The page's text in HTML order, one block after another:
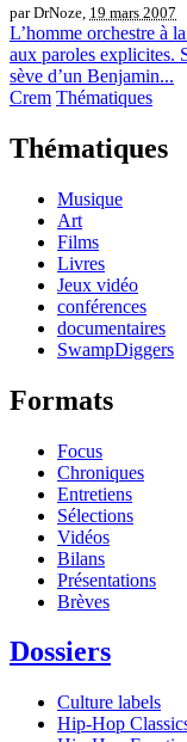
par DrNoze, 19 mars 2007
L’homme orchestre à
aux paroles explicites.
sève d’un Benjamin...
Crem Thématiques
Thématiques
Musique
Art
Films
Livres
Jeux vidéo
conférences
documentaires
SwampDiggers
Formats
Focus
Chroniques
Entretiens
Sélections
Vidéos
Bilans
Présentations
Brèves
Dossiers
Culture labels
Hip-Hop